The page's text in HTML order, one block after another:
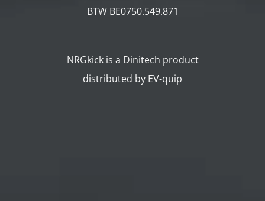
BTW BE0750.549.871
NRGkick is a Dinitech product
distributed by EV-quip